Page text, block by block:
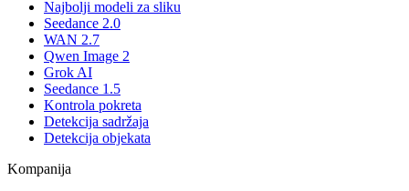
Najbolji modeli za sliku
Seedance 2.0
WAN 2.7
Qwen Image 2
Grok AI
Seedance 1.5
Kontrola pokreta
Detekcija sadržaja
Detekcija objekata
Kompanija